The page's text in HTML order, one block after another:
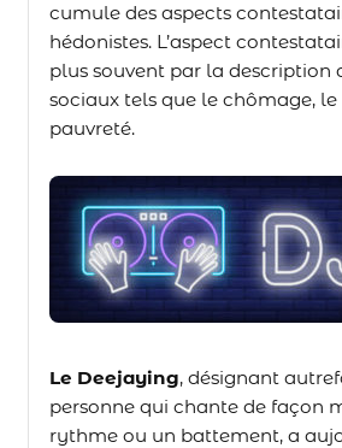
cumule des aspects
hédonistes. L’aspect
plus souvent par la description
sociaux tels que le chômage, le
pauvreté.
Le Deejaying, désignant
personne qui chante de façon
rythme ou un battement, a